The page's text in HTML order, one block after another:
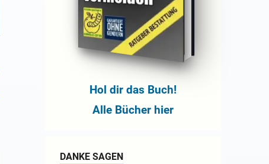
Hol dir das Buch!
Alle Bücher hier
DANKE SAGEN